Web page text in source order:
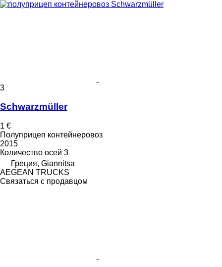
3
Schwarzmüller
1 €
Полуприцеп контейнеровоз
2015
Количество осей 3
Греция, Giannitsa
AEGEAN TRUCKS
Связаться с продавцом